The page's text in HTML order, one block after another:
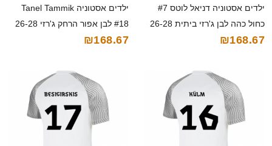
ילדים אסטוניה דניאל לוטס #7
כחול כהה לבן ג'רזי ביתית 26-28
חולצה קצרה
₪168.67
ילדים אסטוניה Tanel Tammik
#18 לבן אפור הרחק ג'רזי 26-28
חולצה קצרה
₪168.67